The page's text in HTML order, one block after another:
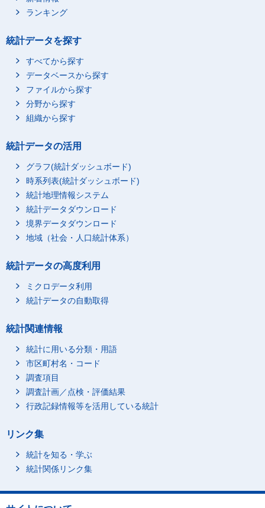
ランキング
統計データを探す
すべてから探す
データベースから探す
ファイルから探す
分野から探す
組織から探す
統計データの活用
グラフ(統計ダッシュボード)
時系列表(統計ダッシュボード)
統計地理情報システム
統計データダウンロード
境界データダウンロード
地域（社会・人口統計体系）
統計データの高度利用
ミクロデータ利用
統計データの自動取得
統計関連情報
統計に用いる分類・用語
市区町村名・コード
調査項目
調査計画／点検・評価結果
行政記録情報等を活用している統計
リンク集
統計を知る・学ぶ
統計関係リンク集